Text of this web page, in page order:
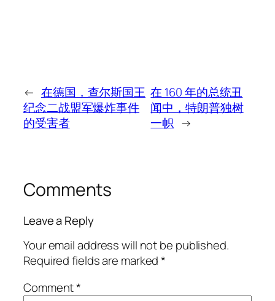
← 在德国，查尔斯国王
纪念二战盟军爆炸事件
的受害者
在 160 年的总统丑
闻中，特朗普独树
一帜 →
Comments
Leave a Reply
Your email address will not be published.
Required fields are marked*
Comment*